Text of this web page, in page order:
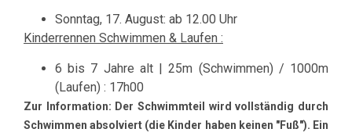
Sonntag, 17. August: ab 12.00 Uhr
Kinderrennen Schwimmen & Laufen :
6 bis 7 Jahre alt | 25m (Schwimmen) / 1000m
(Laufen) : 17h00
Zur Information: Der Schwimmteil wird vollständig durch
Schwimmen absolviert (die Kinder haben keinen "Fuß"). Ein